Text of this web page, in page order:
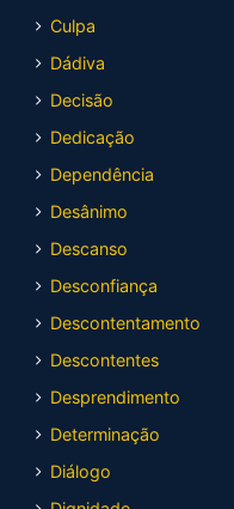
Culpa
Dádiva
Decisão
Dedicação
Dependência
Desânimo
Descanso
Desconfiança
Descontentamento
Descontentes
Desprendimento
Determinação
Diálogo